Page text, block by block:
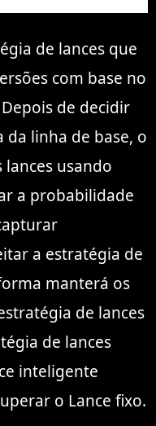
de lances que
com base no
de decidir
da linha de base, o
usando
a probabilidade
a estratégia de
manterá os
de lances
de lances
inteligente
o Lance fixo.